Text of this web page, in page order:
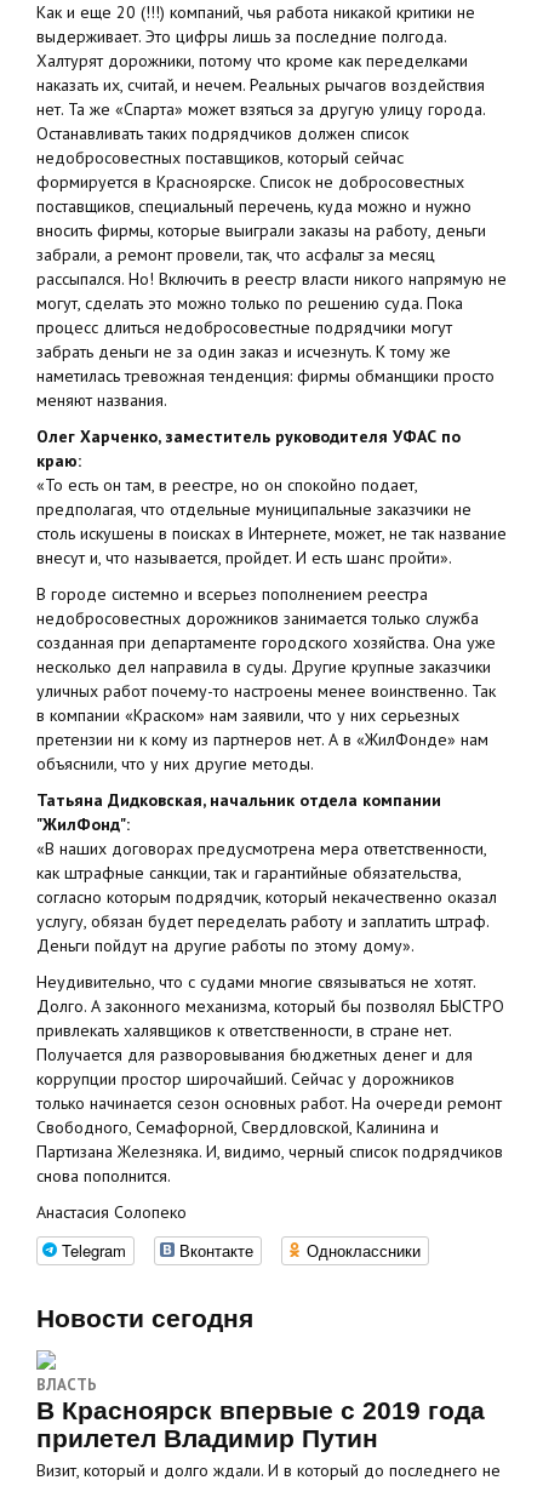
Как и еще 20 (!!!) компаний, чья работа никакой критики не
выдерживает. Это цифры лишь за последние полгода.
Халтурят дорожники, потому что кроме как переделками
наказать их, считай, и нечем. Реальных рычагов воздействия
нет. Та же «Спарта» может взяться за другую улицу города.
Останавливать таких подрядчиков должен список
недобросовестных поставщиков, который сейчас
формируется в Красноярске. Список не добросовестных
поставщиков, специальный перечень, куда можно и нужно
вносить фирмы, которые выиграли заказы на работу, деньги
забрали, а ремонт провели, так, что асфальт за месяц
рассыпался. Но! Включить в реестр власти никого напрямую не
могут, сделать это можно только по решению суда. Пока
процесс длиться недобросовестные подрядчики могут
забрать деньги не за один заказ и исчезнуть. К тому же
наметилась тревожная тенденция: фирмы обманщики просто
меняют названия.
Олег Харченко, заместитель руководителя УФАС по
краю:
«То есть он там, в реестре, но он спокойно подает,
предполагая, что отдельные муниципальные заказчики не
столь искушены в поисках в Интернете, может, не так название
внесут и, что называется, пройдет. И есть шанс пройти».
В городе системно и всерьез пополнением реестра
недобросовестных дорожников занимается только служба
созданная при департаменте городского хозяйства. Она уже
несколько дел направила в суды. Другие крупные заказчики
уличных работ почему-то настроены менее воинственно. Так
в компании «Краском» нам заявили, что у них серьезных
претензии ни к кому из партнеров нет. А в «ЖилФонде» нам
объяснили, что у них другие методы.
Татьяна Дидковская, начальник отдела компании
"ЖилФонд":
«В наших договорах предусмотрена мера ответственности,
как штрафные санкции, так и гарантийные обязательства,
согласно которым подрядчик, который некачественно оказал
услугу, обязан будет переделать работу и заплатить штраф.
Деньги пойдут на другие работы по этому дому».
Неудивительно, что с судами многие связываться не хотят.
Долго. А законного механизма, который бы позволял БЫСТРО
привлекать халявщиков к ответственности, в стране нет.
Получается для разворовывания бюджетных денег и для
коррупции простор широчайший. Сейчас у дорожников
только начинается сезон основных работ. На очереди ремонт
Свободного, Семафорной, Свердловской, Калинина и
Партизана Железняка. И, видимо, черный список подрядчиков
снова пополнится.
Анастасия Солопеко
Telegram Вконтакте Одноклассники
Новости сегодня
ВЛАСТЬ
В Красноярск впервые с 2019 года
прилетел Владимир Путин
Визит, который и долго ждали. И в который до последнего не